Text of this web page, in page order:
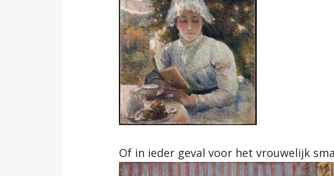
Of in ieder geval voor het vrouwelijk